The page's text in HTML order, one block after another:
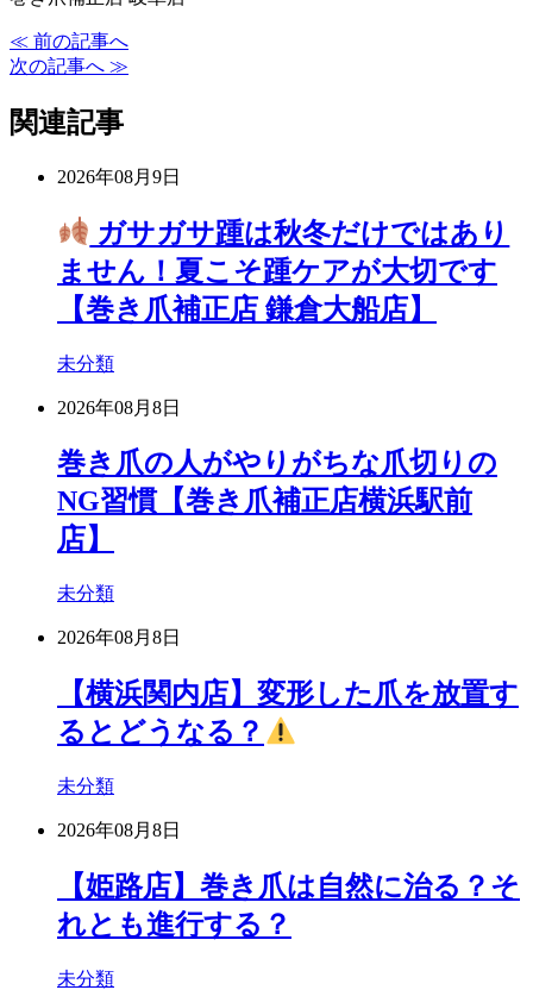
≪ 前の記事へ
次の記事へ ≫
関連記事
2026年08月9日
ガサガサ踵は秋冬だけではあり
ません！夏こそ踵ケアが大切です
【巻き爪補正店 鎌倉大船店】
未分類
2026年08月8日
巻き爪の人がやりがちな爪切りの
NG習慣【巻き爪補正店横浜駅前
店】
未分類
2026年08月8日
【横浜関内店】変形した爪を放置す
るとどうなる？
未分類
2026年08月8日
【姫路店】巻き爪は自然に治る？そ
れとも進行する？
未分類